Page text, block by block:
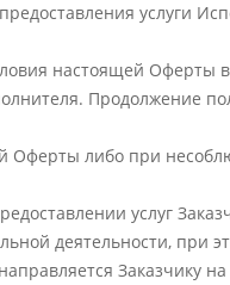
услуги
настоящей Оферты
Продолжение
Оферты либо при
услуг
деятельности,
Заказчику